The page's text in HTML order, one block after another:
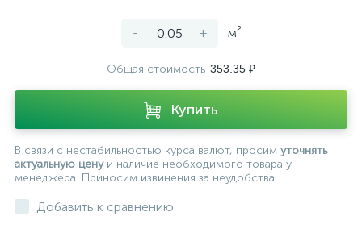
- + м²
Общая стоимость 353.35 ₽
Купить
В связи с нестабильностью курса валют, просим уточнять
актуальную ценуи наличие необходимого товара у
менеджера. Приносим извинения за неудобства.
Добавить к сравнению